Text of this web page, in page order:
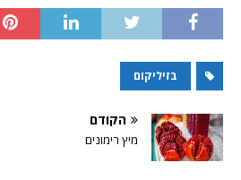
בזיליקום
הקודם
מיץ רימונים